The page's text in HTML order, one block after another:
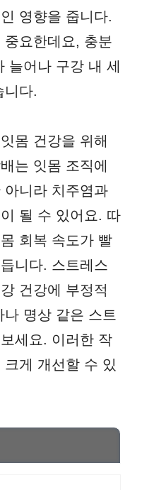
영향을 줍니다.
요한데요, 충분
늘어나 구강 내 세
니다.
몸 건강을 위해
는 잇몸 조직에
니라 치주염과
될 수 있어요. 따
회복 속도가 빨
니다. 스트레스
건강에 부정적
명상 같은 스트
세요. 이러한 작
게 개선할 수 있